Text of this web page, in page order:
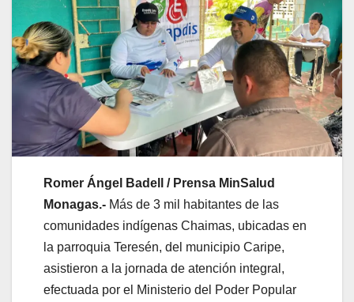
Romer Ángel Badell / Prensa MinSalud
Monagas.- Más de 3 mil habitantes de las
comunidades indígenas Chaimas, ubicadas en
la parroquia Teresén, del municipio Caripe,
asistieron a la jornada de atención integral,
efectuada por el Ministerio del Poder Popular